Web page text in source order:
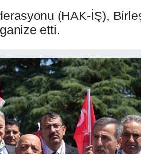
(HAK-İŞ),
etti.